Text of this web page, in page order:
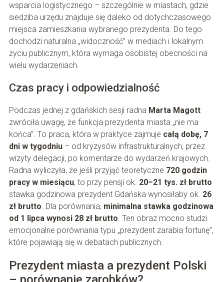
wsparcia logistycznego – szczególnie w miastach, gdzie
siedziba urzędu znajduje się daleko od dotychczasowego
miejsca zamieszkania wybranego prezydenta. Do tego
dochodzi naturalna „widoczność” w mediach i lokalnym
życiu publicznym, która wymaga osobistej obecności na
wielu wydarzeniach.
Czas pracy i odpowiedzialność
Podczas jednej z gdańskich sesji radna Marta Magott
zwróciła uwagę, że funkcja prezydenta miasta „nie ma
końca”. To praca, która w praktyce zajmuje całą dobę, 7
dni w tygodniu– od kryzysów infrastrukturalnych, przez
wizyty delegacji, po komentarze do wydarzeń krajowych.
Radna wyliczyła, że jeśli przyjąć teoretyczne 720 godzin
pracy w miesiącu, to przy pensji ok. 20–21 tys. zł brutto
stawka godzinowa prezydent Gdańska wynosiłaby ok. 26
zł brutto. Dla porównania, minimalna stawka godzinowa
od 1 lipca wynosi 28 zł brutto. Ten obraz mocno studzi
emocjonalne porównania typu „prezydent zarabia fortunę”,
które pojawiają się w debatach publicznych.
Prezydent miasta a prezydent Polski